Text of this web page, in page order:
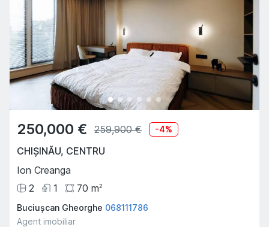
250,000 € 259,900 € -4%
CHIȘINĂU, CENTRU
Ion Creanga
2
1 70 m2
Buciușcan Gheorghe 068111786
Agent imobiliar